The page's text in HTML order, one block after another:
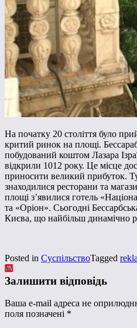
На початку 20 століття було
критий ринок на площі.
побудований коштом Лазара
відкрили 1012 року. Це місце
приносити великий прибуток.
знаходилися ресторани та
площі з’явилися готель
та «Оріон». Сьогодні
Києва, що найбільш динамічно
Posted in СуспільствоTagged
Залишити відповідь
Ваша e-mail адреса не
поля позначені *